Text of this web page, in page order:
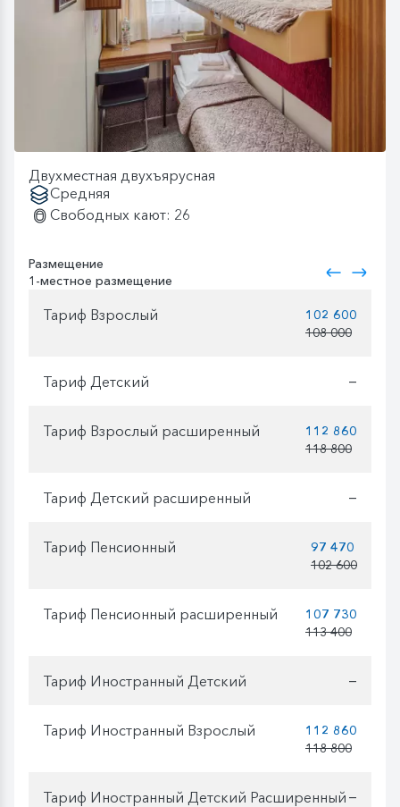
Двухместная двухъярусная
Средняя
Свободных кают: 26
Размещение
1-местное размещение
Тариф Взрослый
102 600
108 000
Тариф Детский —
Тариф Взрослый расширенный
112 860
118 800
Тариф Детский расширенный —
Тариф Пенсионный
97 470
102 600
Тариф Пенсионный расширенный
107 730
113 400
Тариф Иностранный Детский —
Тариф Иностранный Взрослый
112 860
118 800
Тариф Иностранный Детский Расширенный —